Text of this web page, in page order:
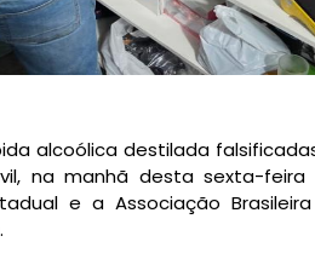
alcoólica destilada
na manhã desta sexta-
e a Associação